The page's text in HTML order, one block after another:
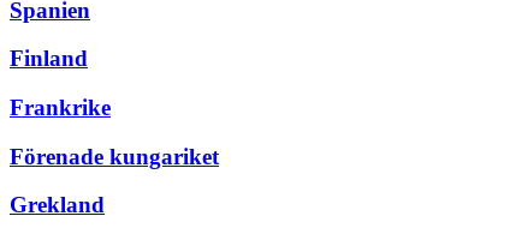
Spanien
Finland
Frankrike
Förenade kungariket
Grekland